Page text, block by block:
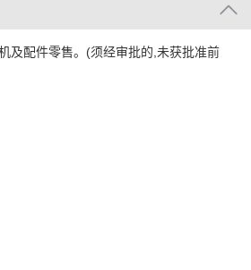
及配件零售。(须经审批的,未获批准前